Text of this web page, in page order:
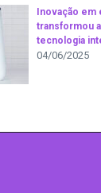
Inovação em
transformou
tecnologia
04/06/2025